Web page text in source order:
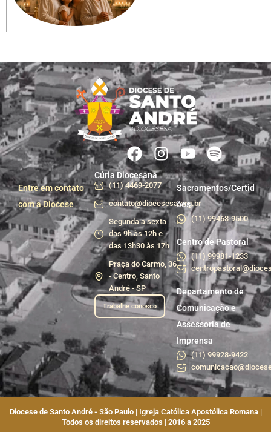
Entre em contato
com a Diocese
Cúria Diocesana
(11) 4469-2077
contato@diocesesa.org.br
Segunda a sexta
das 9h às 12h e
das 13h30 às 17h
Praça do Carmo, 36
- Centro, Santo
André - SP
Trabalhe conosco
Sacramentos/Certid
ões
(11) 99463-9500
Centro de Pastoral
(11) 99981-1233
Departamento de
Comunicação e
Assessoria de
Imprensa
(11) 99928-9422
Diocese de Santo André - São Paulo | Igreja Católica Apostólica Romana |
Todos os direitos reservados | 2016 a 2025